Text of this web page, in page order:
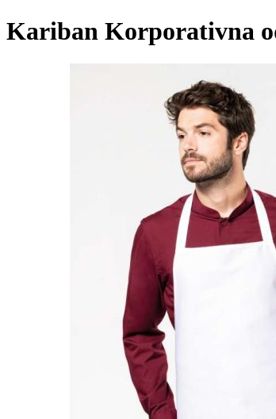
Kariban Korporativna